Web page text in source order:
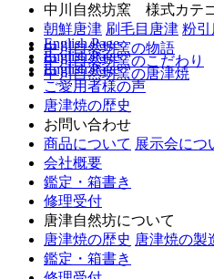
中川自然坊窯 様式カテ
朝鮮唐津 刷毛目唐津 粉
中川自然坊窯の物語
English Page
中川自然坊窯のこだわり
English Page
中川自然坊窯の唐津焼
English Page
ご愛用者様の声
唐津焼の歴史
お問い合わせ
商品について 展示会につ
会社概要
鑑定・箱書き
修理受付
唐津自然坊について
唐津焼の歴史 唐津焼の製
鑑定・箱書き